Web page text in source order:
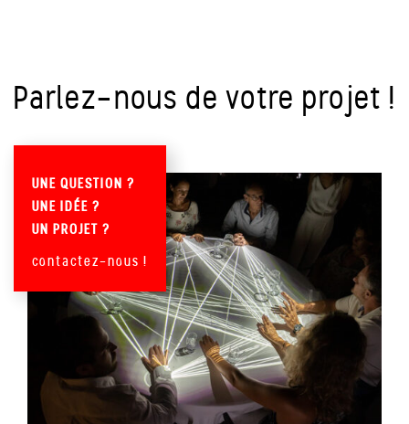
Parlez-nous de votre projet !
UNE QUESTION ?
UNE IDÉE ?
UN PROJET ?
contactez-nous !